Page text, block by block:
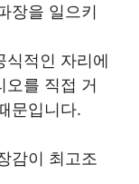
장을 일으키
식적인 자리에
오를 직접 거
문입니다.
감이 최고조